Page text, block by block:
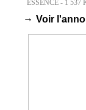
ESSENCE - 1 537
→ Voir